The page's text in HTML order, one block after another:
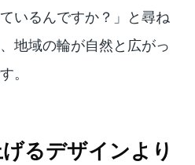
いるんですか？」と尋ね
地域の輪が自然と広がっ
。
るデザインより